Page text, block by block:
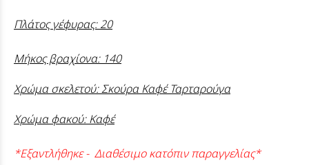
Πλάτος γέφυρας: 20
Μήκος βραχίονα: 140
Χρώμα σκελετού: Σκούρα Καφέ Ταρταρούγα
Χρώμα φακού: Καφέ
*Εξαντλήθηκε - Διαθέσιμο κατόπιν παραγγελίας*